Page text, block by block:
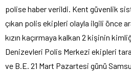
polise haber verildi. Kent güvenlik
çıkan polis ekipleri olayla ilgili önce
kızın kaçırmaya kalkan 2 kişinin
Denizevleri Polis Merkezi ekipleri
ve B.E. 21 Mart Pazartesi günü